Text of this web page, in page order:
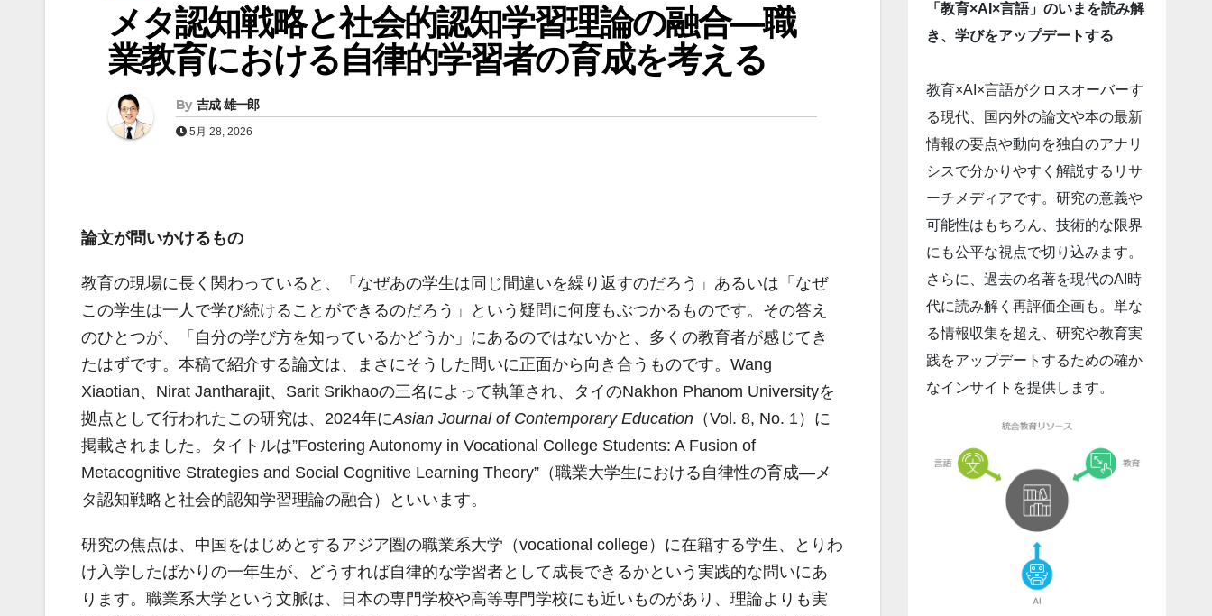
メタ認知戦略と社会的認知学習理論の融合―職
業教育における自律的学習者の育成を考える
By 吉成 雄一郎
5月 28, 2026
論文が問いかけるもの
教育の現場に長く関わっていると、「なぜあの学生は同じ間違いを繰り返すのだろう」あるいは「なぜ
この学生は一人で学び続けることができるのだろう」という疑問に何度もぶつかるものです。その答え
のひとつが、「自分の学び方を知っているかどうか」にあるのではないかと、多くの教育者が感じてき
たはずです。本稿で紹介する論文は、まさにそうした問いに正面から向き合うものです。Wang
Xiaotian、Nirat Jantharajit、Sarit Srikhaoの三名によって執筆され、タイのNakhon Phanom Universityを
拠点として行われたこの研究は、2024年にAsian Journal of Contemporary Education （Vol. 8, No. 1）に
掲載されました。タイトルは”Fostering Autonomy in Vocational College Students: A Fusion of
Metacognitive Strategies and Social Cognitive Learning Theory”（職業大学生における自律性の育成―メ
タ認知戦略と社会的認知学習理論の融合）といいます。
研究の焦点は、中国をはじめとするアジア圏の職業系大学（vocational college）に在籍する学生、とりわ
け入学したばかりの一年生が、どうすれば自律的な学習者として成長できるかという実践的な問いにあ
ります。職業系大学という文脈は、日本の専門学校や高等専門学校にも近いものがあり、理論よりも実
「教育×AI×言語」のいまを読み解
き、学びをアップデートする
教育×AI×言語がクロスオーバーす
る現代、国内外の論文や本の最新
情報の要点や動向を独自のアナリ
シスで分かりやすく解説するリサ
ーチメディアです。研究の意義や
可能性はもちろん、技術的な限界
にも公平な視点で切り込みます。
さらに、過去の名著を現代のAI時
代に読み解く再評価企画も。単な
る情報収集を超え、研究や教育実
践をアップデートするための確か
なインサイトを提供します。